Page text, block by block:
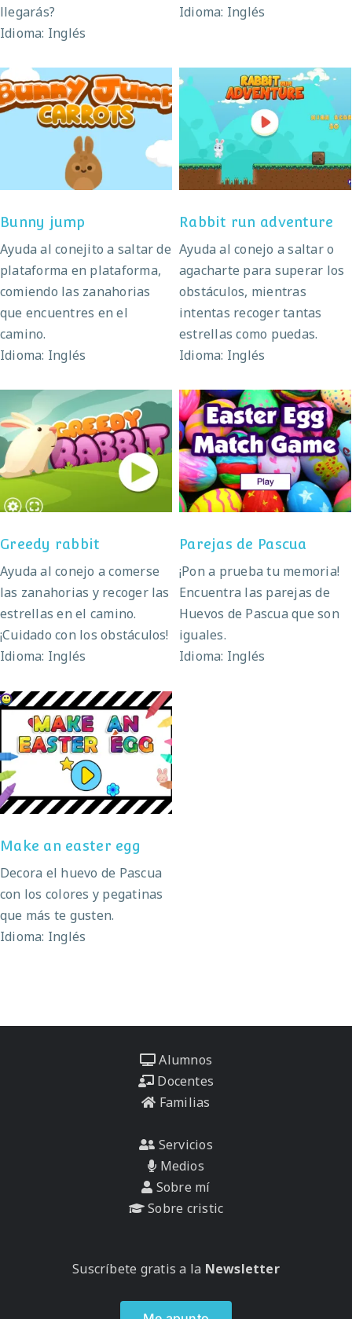
llegarás?
Idioma: Inglés
Idioma: Inglés
Bunny jump
Bunny jump
Ayuda al conejito a saltar de
plataforma en plataforma,
comiendo las zanahorias
que encuentres en el
camino.
Idioma: Inglés
Rabbit run adventure
Rabbit run adventure
Ayuda al conejo a saltar o
agacharte para superar los
obstáculos, mientras
intentas recoger tantas
estrellas como puedas.
Idioma: Inglés
Greedy rabbit
Greedy rabbit
Ayuda al conejo a comerse
las zanahorias y recoger las
estrellas en el camino.
¡Cuidado con los obstáculos!
Idioma: Inglés
Parejas de Pascua
Parejas de Pascua
¡Pon a prueba tu memoria!
Encuentra las parejas de
Huevos de Pascua que son
iguales.
Idioma: Inglés
Make an easter egg
Make an easter egg
Decora el huevo de Pascua
con los colores y pegatinas
que más te gusten.
Idioma: Inglés
Alumnos
Docentes
Familias
Servicios
Medios
Sobre mí
Sobre cristic
Suscríbete gratis a la Newsletter